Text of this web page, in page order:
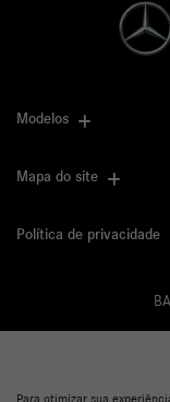
Modelos
Mapa do site
Política de privacidade
Para otimizar sua